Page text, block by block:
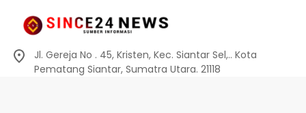
Jl. Gereja No . 45, Kristen, Kec. Siantar Sel,.. Kota
Pematang Siantar, Sumatra Utara. 21118